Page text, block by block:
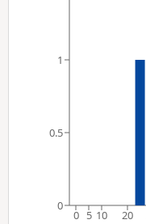
0 5 10 20
0
0.5
1